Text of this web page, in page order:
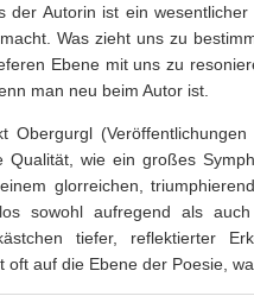
der Autorin ist ein
Was zieht uns zu
Ebene mit uns zu
man neu beim Autor ist.
Obergurgl
Qualität, wie ein großes
glorreichen,
sowohl aufregend als
tiefer, reflektierter
oft auf die Ebene der Poesie,